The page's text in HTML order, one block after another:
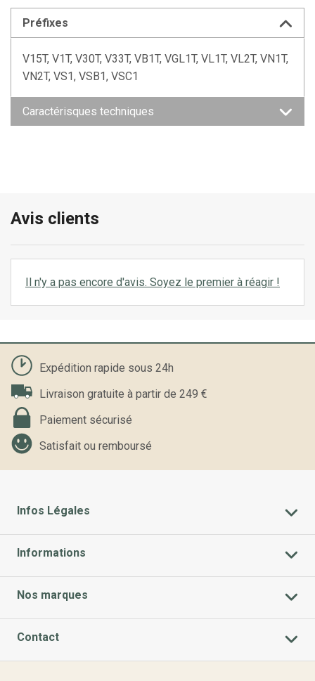
Préfixes
V15T, V1T, V30T, V33T, VB1T, VGL1T, VL1T, VL2T, VN1T,
VN2T, VS1, VSB1, VSC1
Caractérisques techniques
Avis clients
Il n'y a pas encore d'avis. Soyez le premier à réagir !
Expédition rapide sous 24h
Livraison gratuite à partir de 249 €
Paiement sécurisé
Satisfait ou remboursé
Infos Légales
Informations
Nos marques
Contact